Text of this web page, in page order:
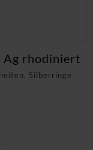
Silberringe
Ag rhodiniert